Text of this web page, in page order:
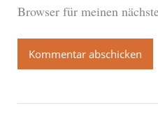
Browser für meinen